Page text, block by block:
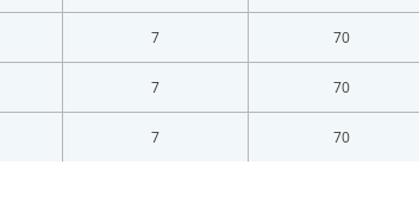
7 70
7 70
7 70
in om in te loggen